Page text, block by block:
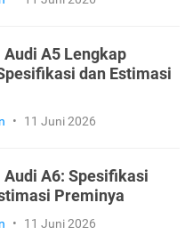
A5 Lengkap
dan Estimasi
• 11 Juni 2026
A6: Spesifikasi
Preminya
• 11 Juni 2026